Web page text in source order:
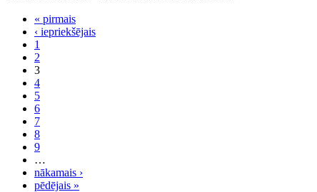
« pirmais
‹ iepriekšējais
1
2
3
4
5
6
7
8
9
…
nākamais ›
pēdējais »